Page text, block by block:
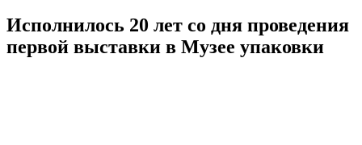
Исполнилось 20 лет со дня проведения
первой выставки в Музее упаковки